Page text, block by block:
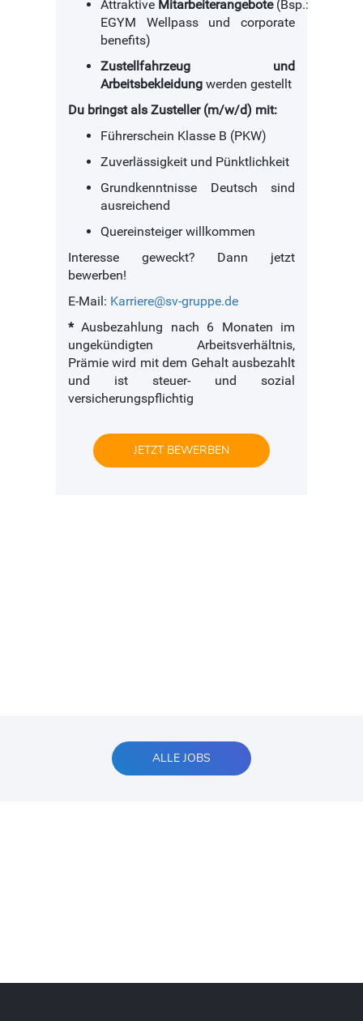
Attraktive Mitarbeiterangebote (Bsp.:
EGYM Wellpass und corporate
benefits)
Zustellfahrzeug und
Arbeitsbekleidung werden gestellt
Du bringst als Zusteller (m/w/d) mit:
Führerschein Klasse B (PKW)
Zuverlässigkeit und Pünktlichkeit
Grundkenntnisse Deutsch sind
ausreichend
Quereinsteiger willkommen
Interesse geweckt? Dann jetzt
bewerben!
E-Mail: Karriere@sv-gruppe.de
*Ausbezahlung nach 6 Monaten im
ungekündigten Arbeitsverhältnis,
Prämie wird mit dem Gehalt ausbezahlt
und ist steuer- und sozial
versicherungspflichtig
JETZT BEWERBEN
ALLE JOBS